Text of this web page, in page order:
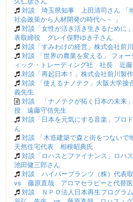
対談 埼玉県知事 上田清司さん 「
社会政策から人材開発の時代へ－ 」
対談「女性が活き活き生きるために
表取締役 グレイ俣野ゆき子さん
対談「すみわけの経営」株式会社前
対談 「世界の農業を変える」 フォ
ィック・トレーディング社 社長 近藤
対談「再起日本！」株式会社前川製
対談 「使えるナノテク」大阪大学接
義先生
対談 「ナノテクが拓く日本の未来
授 遠藤守信先生
対談「日本を元気にする音楽」プロ
ん
対談 「木造建築で森と街をつない
天然住宅代表 相根昭典氏
対談「ロハスとファイナンス」ロハ
池田健三郎さん
対談 ハイパープランツ（株）代
vs 藤原直哉 アロマセラピーと代替
対談 ＮＰＯ法人日本再生プログラ